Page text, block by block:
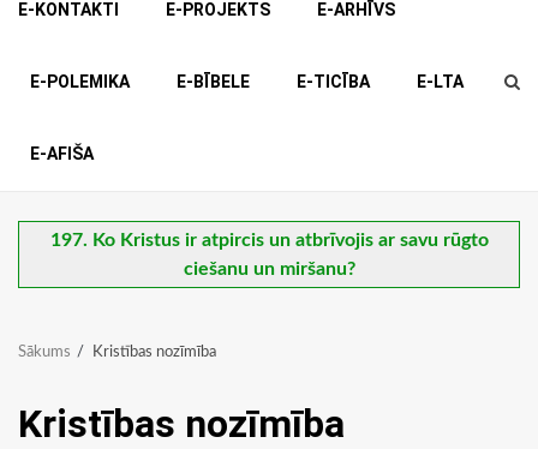
E-KONTAKTI E-PROJEKTS E-ARHĪVS
E-POLEMIKA E-BĪBELE E-TICĪBA E-LTA
E-AFIŠA
197. Ko Kristus ir atpircis un atbrīvojis ar savu rūgto
ciešanu un miršanu?
Sākums Kristības nozīmība
Kristības nozīmība